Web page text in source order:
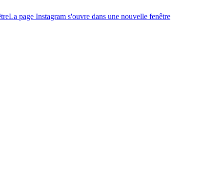
La page Instagram s'ouvre dans une nouvelle fenêtre